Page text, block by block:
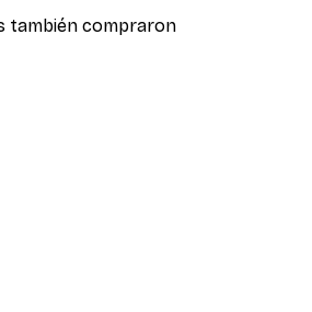
también compraron